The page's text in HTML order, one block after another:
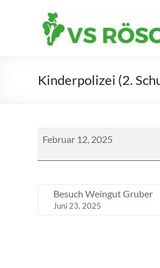
Volksschule
Röschitz
Kinderpolizei (2.
(2.Februar 12, 2025
Besuch Weingut Gruber
Juni 23, 2025